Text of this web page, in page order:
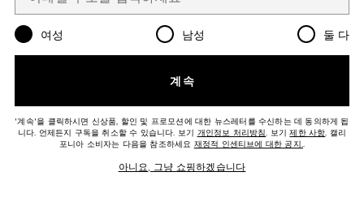
신상품
여성 남성 둘 다
계속
'계속'을 클릭하시면 신상품, 할인 및 프로모션에 대한 뉴스레터를 수신하는 데 동의하게 됩
니다. 언제든지 구독을 취소할 수 있습니다. 보기 개인정보 처리방침. 보기제한 사항. 캘리
포니아 소비자는 다음을 참조하세요 재정적 인센티브에 대한 공지..
아니요, 그냥 쇼핑하겠습니다